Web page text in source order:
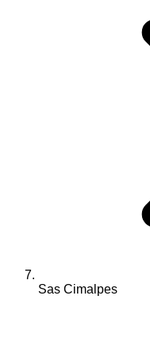
Sas Cimalpes